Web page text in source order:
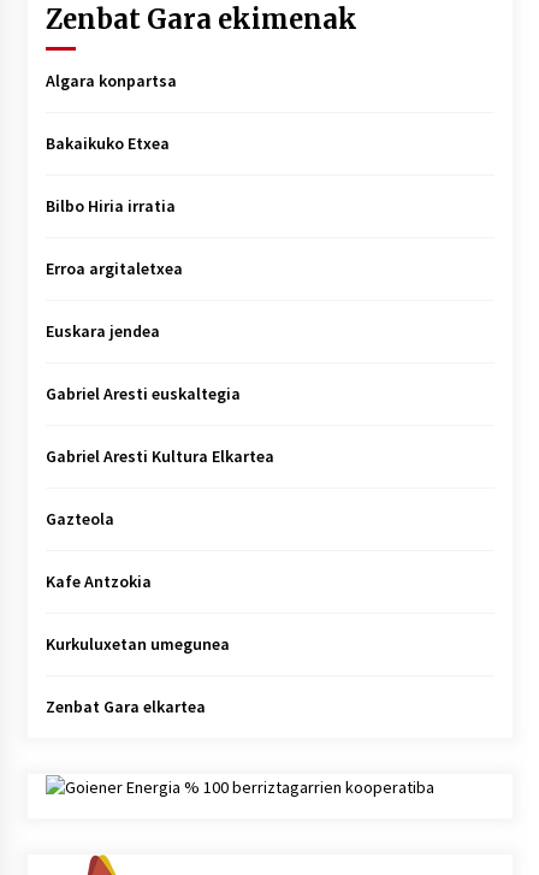
Zenbat Gara ekimenak
Algara konpartsa
Bakaikuko Etxea
Bilbo Hiria irratia
Erroa argitaletxea
Euskara jendea
Gabriel Aresti euskaltegia
Gabriel Aresti Kultura Elkartea
Gazteola
Kafe Antzokia
Kurkuluxetan umegunea
Zenbat Gara elkartea